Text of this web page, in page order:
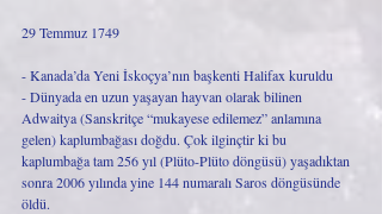
29 Temmuz 1749
- Kanada’da Yeni İskoçya’nın başkenti Halifax kuruldu
- Dünyada en uzun yaşayan hayvan olarak bilinen
Adwaitya (Sanskritçe “mukayese edilemez” anlamına
gelen) kaplumbağası doğdu. Çok ilginçtir ki bu
kaplumbağa tam 256 yıl (Plüto-Plüto döngüsü) yaşadıktan
sonra 2006 yılında yine 144 numaralı Saros döngüsünde
öldü.